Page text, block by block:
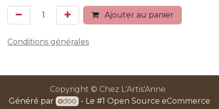
Ajouter au panier
Conditions générales
Copyright © Chez L'Artis'Anne
Généré par
- Le #1 Open Source eCommerce